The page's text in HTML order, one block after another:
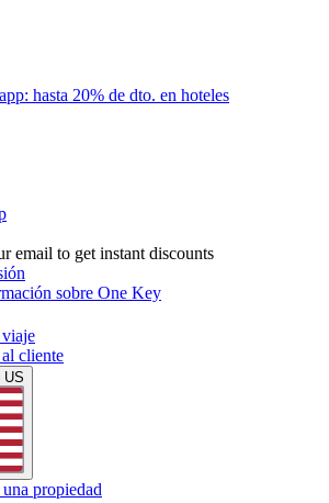
hasta 20% de dto. en hoteles
email to get instant discounts
sobre One Key
viaje
cliente
US
propiedad